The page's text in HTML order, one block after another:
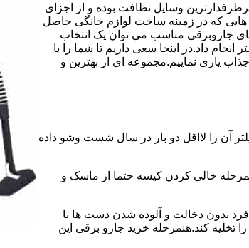
وسایل نظافت بوده و از اجزای
هایی که در زمینه ساخت لوازم خانگی حاصل
جاروبرقی مناسب می توان یک انتخاب
داد.در اینجا سعی داریم تا شما را با
یاری نماییم.مجموعه ای از بهترین و
آن را لااقل دو بار در سال شست وشو داده
خالی کردن کیسه حتما از ماسک و
بدون دخالت و آلوده شدن دست ها با
تخلیه کند.هنمرحله خرید جارو برقی این